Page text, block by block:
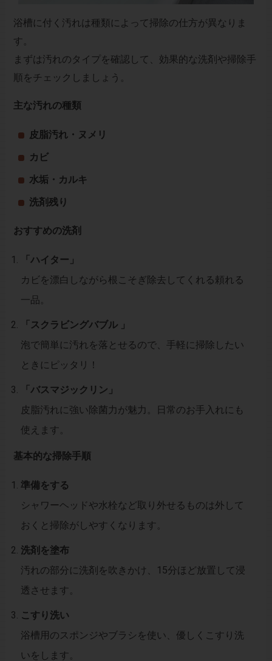
浴槽に付く汚れは種類によって掃除の仕方が異なりま
す。
まずは汚れのタイプを確認して、効果的な洗剤や掃除手
順をチェックしましょう。
主な汚れの種類
皮脂汚れ・ヌメリ
カビ
水垢・カルキ
洗剤残り
おすすめの洗剤
「ハイター」
カビを漂白しながら根こそぎ除去してくれる頼れる
一品。
「スクラビングバブル 」
泡で簡単に汚れを落とせるので、手軽に掃除したい
ときにピッタリ！
「バスマジックリン」
皮脂汚れに強い除菌力が魅力。日常のお手入れにも
使えます。
基本的な掃除手順
準備をする
シャワーヘッドや水栓など取り外せるものは外して
おくと掃除がしやすくなります。
洗剤を塗布
汚れの部分に洗剤を吹きかけ、15分ほど放置して浸
透させます。
こすり洗い
浴槽用のスポンジやブラシを使い、優しくこすり洗
いをします。